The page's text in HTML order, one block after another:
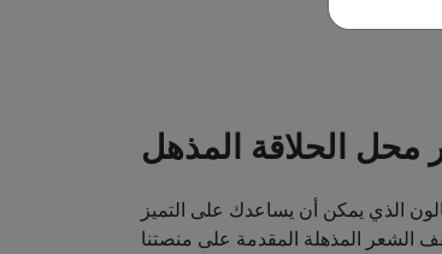
محل الحلاقة المذهل
الذي يمكن أن يساعدك على التميز
الشعر المذهلة المقدمة على منصتنا